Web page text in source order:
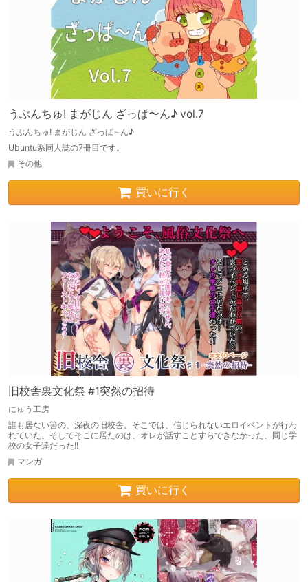
うぶんちゅ! まがじん ざっぱ〜ん♪ vol.7
うぶんちゅ! まがじん ざっぱ∼ん♪
Ubuntu系同人誌の7冊目です。
その他
買いに行く
旧校舎裏文化祭 #1突然の招待
にゅう工房
誰も居ない筈の、深夜の旧校舎。そこでは、信じられないエロイベントが行わ
れていた。そしてそこに居たのは、オレが話すことすらできなかった、同じ学
校の女子達だった!!
マンガ
買いに行く